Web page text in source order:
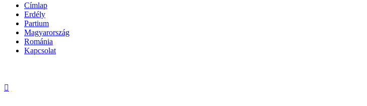
Címlap
Erdély
Partium
Magyarország
Románia
Kapcsolat